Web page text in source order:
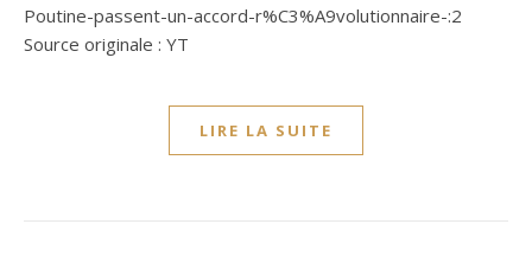
Poutine-passent-un-accord-r%C3%A9volutionnaire-:2
Source originale : YT
LIRE LA SUITE